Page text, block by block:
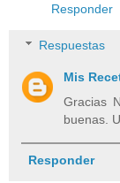
Responder
Respuestas
Mis
Gracias
buenas.
Responder